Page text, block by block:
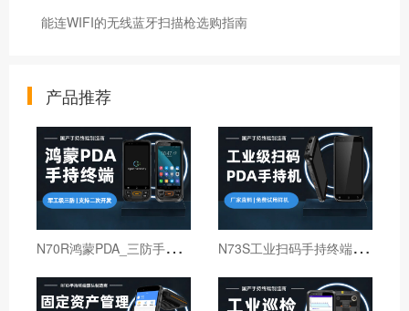
能连WIFI的无线蓝牙扫描枪选购指南
产品推荐
N
70R鸿蒙PDA_三防手持PDA终端_国产鸿蒙手持终端 N
73S工业扫码手持终端｜6寸仓库出入库PDA扫码枪